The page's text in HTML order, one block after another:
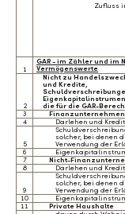
Zufluss
1
GAR - im Zähler und im
Vermögenswerte
2
Nicht zu
und Kredite,
die für die GAR-
3
Finanzunternehmen
4
Darlehen und
5
solcher, bei denen
Verwendung der
6
7
Nicht-
8
Darlehen und
9
solcher, bei denen
Verwendung der
10
11
Private Haushalte